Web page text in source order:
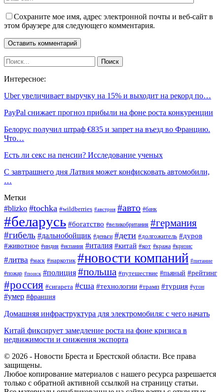
Сохраните мое имя, адрес электронной почты и веб-сайт в
этом браузере для следующего комментария.
Интересное:
Uber увеличивает выручку на 15% и выходит на рекорд по…
PayPal снижает прогноз прибыли на фоне роста конкуренции
Белорус получил штраф €835 и запрет на въезд во Францию.
Что…
Есть ли секс на пенсии? Исследование ученых
С завтрашнего дня Латвия может конфисковать автомобили,
…
Метки
#blizko #tochka #wildberries #австрия #авто #банк
#беларусь #богатство #великобритания #германия
#гибель #дальнобойщик #деньги #дети #долгожитель #дуров
#животное #индия #испания #италия #китай #кот #кража #кризис
#литва #маск #наркотик #новости компаний #питание
#пожар #поиск #полиция #польша #путешествие #пьяный #рейтинг
#россия #сигарета #сша #технологии #трамп #турция #угон
#умер #франция
Домашняя инфраструктура для электромобиля: с чего начать
Китай фиксирует замедление роста на фоне кризиса в
недвижимости и снижения экспорта
© 2026 - Новости Бреста и Брестской области. Все права
защищены.
Любое копирование материалов с нашего ресурса разрешается
только с обратной активной ссылкой на страницу статьи.